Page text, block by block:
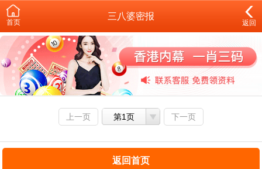
首页
三八婆密报
返回
上一页 第1页 下一页
返回首页